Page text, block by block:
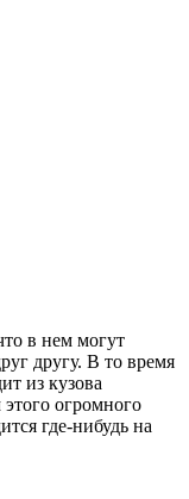
в нем могут
другу. В то время
из кузова
этого огромного
где-нибудь на